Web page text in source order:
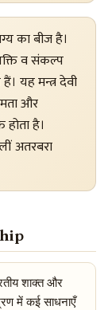
का बीज है।
व संकल्प
यह मन्त्र देवी
और
होता है।
अतरबरा
शाक्त और
में कई साधनाएँ